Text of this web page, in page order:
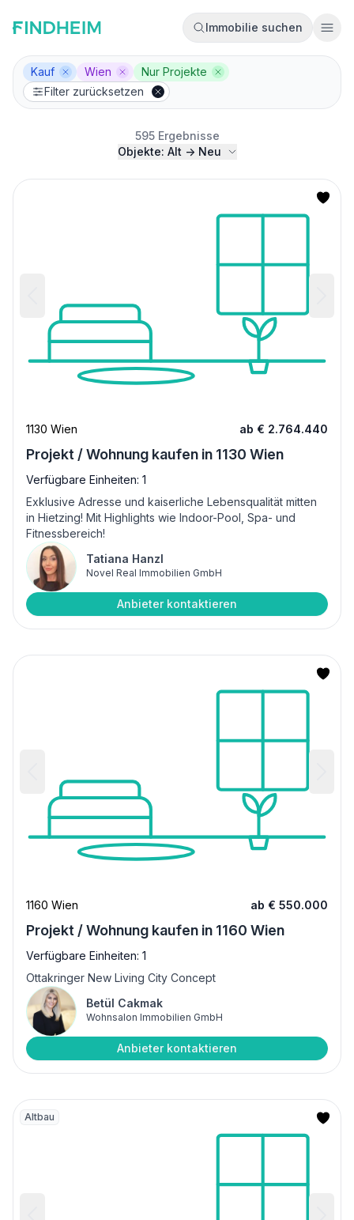
Immobilie suchen
Kauf Filter entfernen
Wien Filter entfernen
Nur Projekte Filter entfernen
Filter zurücksetzen
595 Ergebnisse
Objekte: Alt -> Neu
1130 Wien ab € 2.764.440
Projekt / Wohnung kaufen in 1130 Wien
Verfügbare Einheiten: 1
Exklusive Adresse und kaiserliche Lebensqualität mitten
in Hietzing! Mit Highlights wie Indoor-Pool, Spa- und
Fitnessbereich!
Tatiana Hanzl
Novel Real Immobilien GmbH
Anbieter kontaktieren
1160 Wien ab € 550.000
Projekt / Wohnung kaufen in 1160 Wien
Verfügbare Einheiten: 1
Ottakringer New Living City Concept
Betül Cakmak
Wohnsalon Immobilien GmbH
Anbieter kontaktieren
Altbau